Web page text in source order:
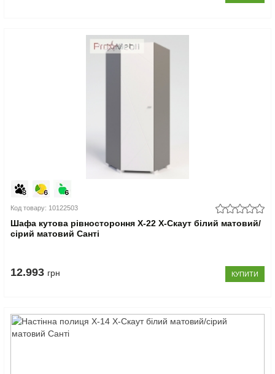
Код товару: 10122503
Шафа кутова рівностороння Х-22 X-Скаут білий матовий/
сірий матовий Санті
12.993 грн КУПИТИ